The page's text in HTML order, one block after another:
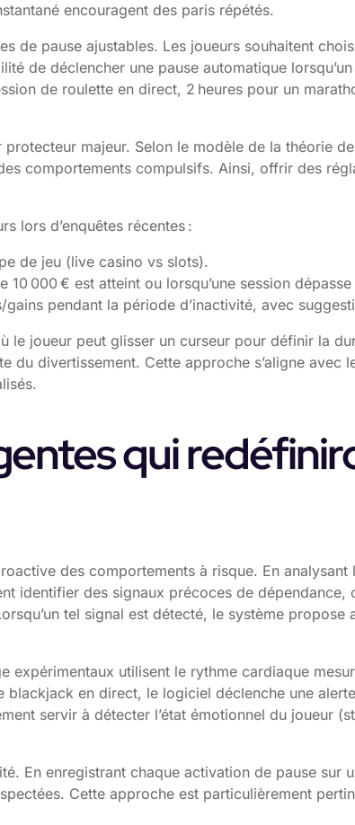
encouragent des paris répétés.
de pause ajustables. Les joueurs souhaitent
de déclencher une pause automatique
de roulette en direct, 2 heures pour un
majeur. Selon le modèle de la théorie
comportements compulsifs. Ainsi, offrir des
lors d’enquêtes récentes :
de jeu (live casino vs slots).
000 € est atteint ou lorsqu’une session
pendant la période d’inactivité, avec
le joueur peut glisser un curseur pour définir la
du divertissement. Cette approche s’aligne
qui
des comportements à risque. En
identifier des signaux précoces de
tel signal est détecté, le système
expérimentaux utilisent le rythme cardiaque
en direct, le logiciel déclenche une
servir à détecter l’état émotionnel du joueur
En enregistrant chaque activation de pause
Cette approche est particulièrement